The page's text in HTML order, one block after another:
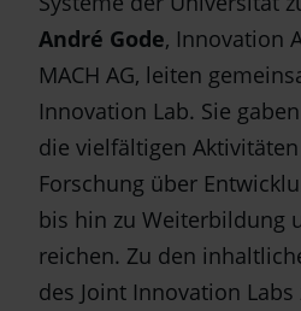
André Gode, Innovation
MACH AG, leiten
Innovation Lab. Sie
die vielfältigen Aktivitäten
Forschung über
bis hin zu Weiterbildung
reichen. Zu den
des Joint Innovation